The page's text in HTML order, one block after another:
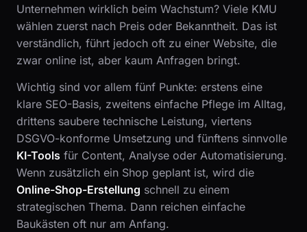
Unternehmen wirklich beim Wachstum? Viele KMU
wählen zuerst nach Preis oder Bekanntheit. Das ist
verständlich, führt jedoch oft zu einer Website, die
zwar online ist, aber kaum Anfragen bringt.
Wichtig sind vor allem fünf Punkte: erstens eine
klare SEO-Basis, zweitens einfache Pflege im Alltag,
drittens saubere technische Leistung, viertens
DSGVO-konforme Umsetzung und fünftens sinnvolle
KI-Tools für Content, Analyse oder Automatisierung.
Wenn zusätzlich ein Shop geplant ist, wird die
Online-Shop-Erstellung schnell zu einem
strategischen Thema. Dann reichen einfache
Baukästen oft nur am Anfang.